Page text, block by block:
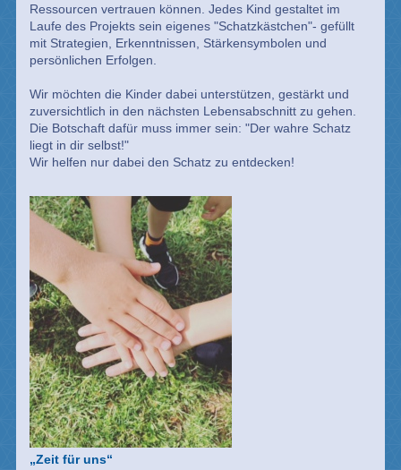
Ressourcen vertrauen können. Jedes Kind gestaltet im
Laufe des Projekts sein eigenes "Schatzkästchen"- gefüllt
mit Strategien, Erkenntnissen, Stärkensymbolen und
persönlichen Erfolgen.
Wir möchten die Kinder dabei unterstützen, gestärkt und
zuversichtlich in den nächsten Lebensabschnitt zu gehen.
Die Botschaft dafür muss immer sein: "Der wahre Schatz
liegt in dir selbst!"
Wir helfen nur dabei den Schatz zu entdecken!
„Zeit für uns“